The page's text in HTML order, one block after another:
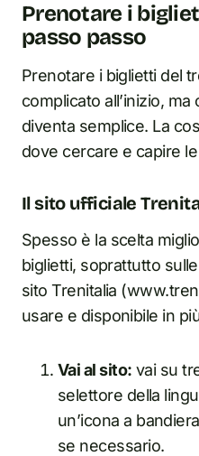
Prenotare i
passo passo
Prenotare i biglietti del
complicato all’inizio,
diventa semplice. La
dove cercare e capire
Il sito ufficiale
Spesso è la scelta
biglietti, soprattutto
sito Trenitalia
usare e disponibile in
Vai al sito: vai su
selettore della
un’icona a
se necessario.